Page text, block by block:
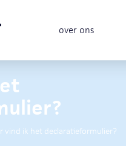
over ons
vind ik het declaratieformulier?